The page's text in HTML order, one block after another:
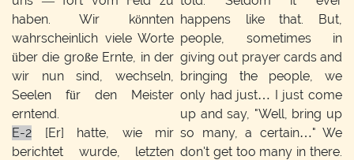
haben. Wir könnten
wahrscheinlich viele Worte
über die große Ernte, in der
wir nun sind, wechseln,
Seelen für den Meister
erntend.
E-2 [Er] hatte, wie mir
berichtet wurde, letzten
happens like that. But,
people, sometimes in
giving out prayer cards and
bringing the people, we
only had just… I just come
up and say, "Well, bring up
so many, a certain…" We
don't get too many in there.